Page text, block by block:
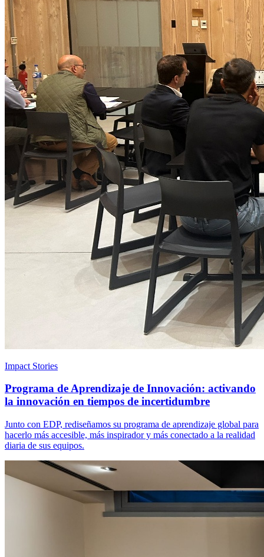
Impact Stories
Programa de Aprendizaje de Innovación: activando
la innovación en tiempos de incertidumbre
Junto con EDP, rediseñamos su programa de aprendizaje global para
hacerlo más accesible, más inspirador y más conectado a la realidad
diaria de sus equipos.